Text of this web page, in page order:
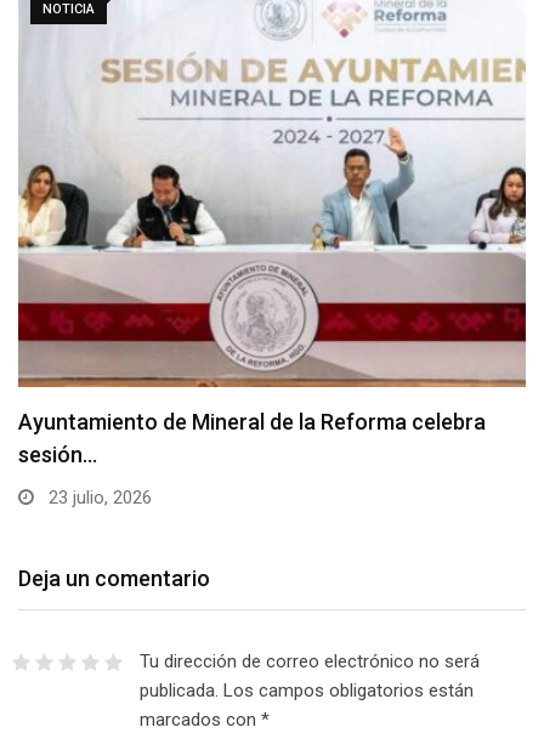
NOTICIA
Ayuntamiento de Mineral de la Reforma celebra
sesión…
23 julio, 2026
Deja un comentario
Tu dirección de correo electrónico no será
publicada. Los campos obligatorios están
marcados con *